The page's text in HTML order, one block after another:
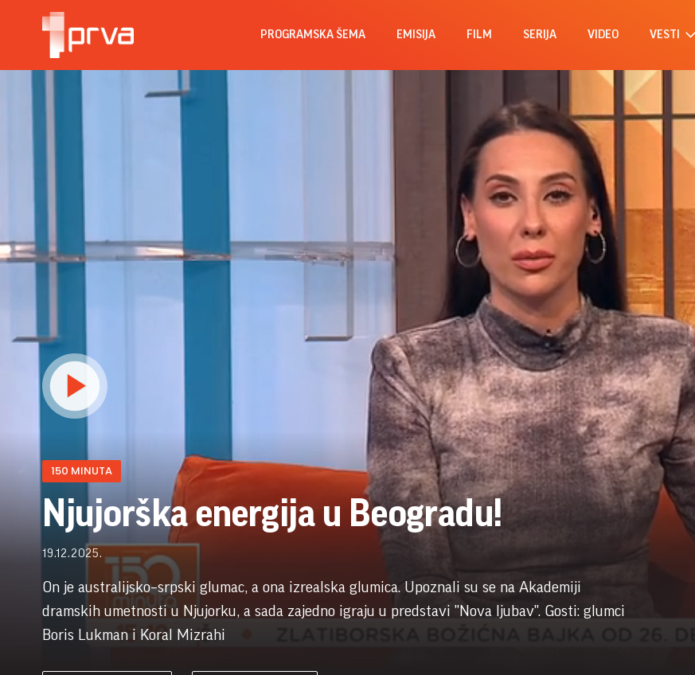
PROGRAMSKA ŠEMA EMISIJA FILM SERIJA VIDEO VESTI
150 MINUTA
Njujorška energija u Beogradu!
19.12.2025.
On je australijsko–srpski glumac, a ona izrealska glumica. Upoznali su se na Akademiji
dramskih umetnosti u Njujorku, a sada zajedno igraju u predstavi "Nova ljubav". Gosti: glumci
Boris Lukman i Koral Mizrahi